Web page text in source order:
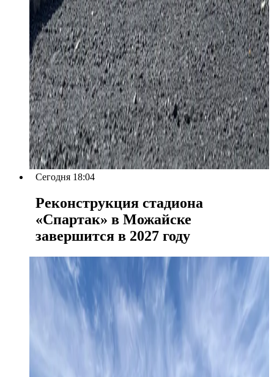
Сегодня 18:04
Реконструкция стадиона
«Спартак» в Можайске
завершится в 2027 году